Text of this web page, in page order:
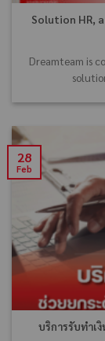
Solution HR,
Dreamteam is
บริการรับทำเ
28
Feb